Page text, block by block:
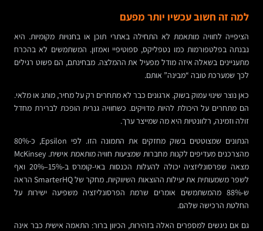
למה זה חשוב עכשיו יותר מפעם
הציפייה לחוויה מותאמת לא התחילה באתרי תוכן או בחנויות מקומיות. היא
נבנתה בפלטפורמות כמו נטפליקס, ספוטיפיי ואמזון. המשתמשים לא בהכרח
מתעניינים בשאלה איזה מודל מפעיל את ההמלצה. מבחינתם, הם פשוט רגילים
לכך שמערכת טובה “מבינה” אותם.
כאן נוצר שינוי עמוק בשוק. ארגונים כבר לא מתחרים רק על מחיר, מותג או מלאי.
הם מתחרים על היכולת להיות מדויקים. כשחוויה גנרית הופכת לברירת מחדל
זולה וזמינה, רלוונטיות היא מה שמייצר ערך.
הנתונים שמצוטטים בשוק מחזקים את התמונה הזו. לפי Epsilon, כ-80%
מהצרכנים מעדיפים לקנות מחברות שמציעות חוויה מותאמת אישית. McKinsey
מצאה שפרסונליזציה יכולה להעלות הכנסות באי-קומרס ב-15%–20% ואף
לשפר משמעותית את יעילות ההוצאות השיווקיות. מחקר של SmarterHQ הראה
ש-88% מהמשתמשים אומרים שרמת הפרסונליזציה משפיעה ישירות על
החלטת הרכישה שלהם.
גם אם ניגשים למספרים האלה בזהירות, הכיוון ברור: התאמה אישית כבר אינה